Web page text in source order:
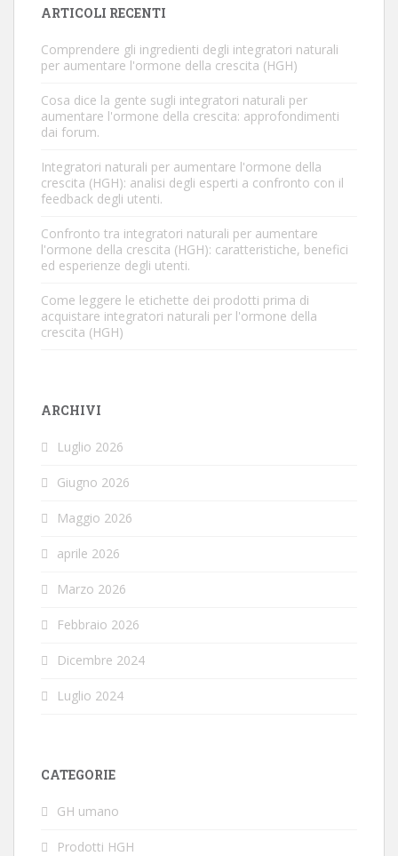
ARTICOLI RECENTI
Comprendere gli ingredienti degli integratori naturali
per aumentare l'ormone della crescita (HGH)
Cosa dice la gente sugli integratori naturali per
aumentare l'ormone della crescita: approfondimenti
dai forum.
Integratori naturali per aumentare l'ormone della
crescita (HGH): analisi degli esperti a confronto con il
feedback degli utenti.
Confronto tra integratori naturali per aumentare
l'ormone della crescita (HGH): caratteristiche, benefici
ed esperienze degli utenti.
Come leggere le etichette dei prodotti prima di
acquistare integratori naturali per l'ormone della
crescita (HGH)
ARCHIVI
Luglio 2026
Giugno 2026
Maggio 2026
aprile 2026
Marzo 2026
Febbraio 2026
Dicembre 2024
Luglio 2024
CATEGORIE
GH umano
Prodotti HGH